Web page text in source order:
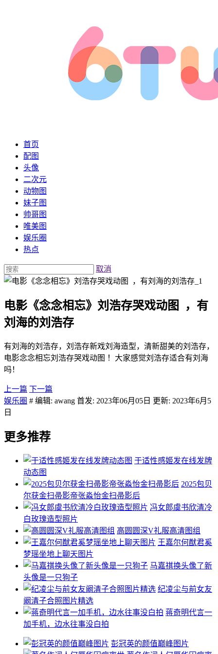
首页
配图
头像
二次元
动物图
妹子图
帅哥图
唯美图
娱乐圈
热点
取消
电影《念念相忘》刘浩存哭戏动图 ​​​ ，有
刘海的刘浩存
有刘海的刘浩存，刘浩存新戏刘海造型，清新甜美的刘浩存，
电影念念相忘刘浩存哭戏动图 ​​​！大家感觉刘浩存适合有刘海
吗！
上一篇 下一篇
娱乐圈 # 编辑: awang 首发: 2023年06月05日 更新: 2023年6月5
日
更多推荐
于适性感姬发在线发牌
动态图
2025包贝
尔获金扫帚影帝张淼怡金扫帚影后
冯女郎虞书欣清冷
白玫瑰造型照片
高圆圆深V礼服高清图组
王嘉尔何猷君奚
梦瑶坐地上聊天图片
马嘉祺换头像了新
头像是一只狗子
纪凌尘与前女友
阚清子合照图片精选
蒋奇明代言一
加手机，边水往事没白拍
彭冠英的颜值巅峰图片